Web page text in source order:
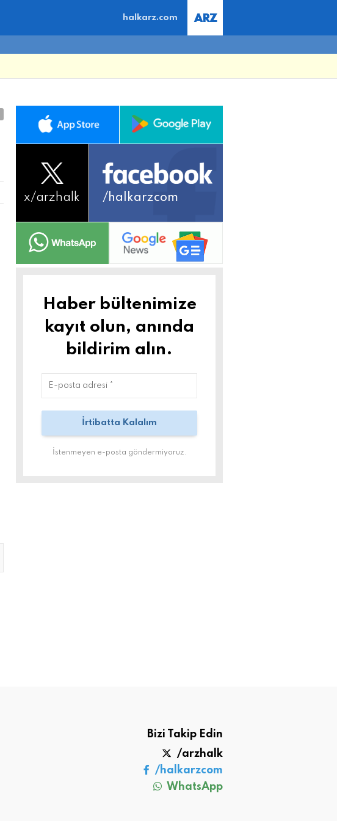
halkarz.com
x/arzhalk /halkarzcom
Haber bültenimize
kayıt olun, anında
bildirim alın.
İstenmeyen e-posta göndermiyoruz.
Bizi Takip Edin
/arzhalk
/halkarzcom
WhatsApp